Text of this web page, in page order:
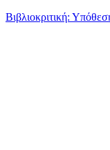
Βιβλιοκριτική: